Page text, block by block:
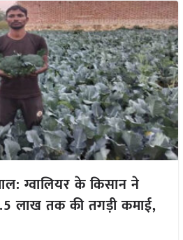
ग्वालियर के किसान ने
लाख तक की तगड़ी कमाई,